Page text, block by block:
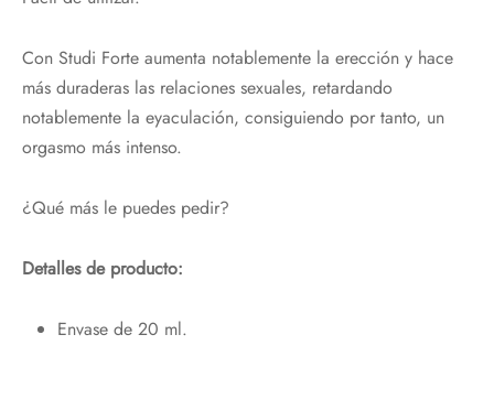
¡Hola!
Te regalamos un 10%
¡Bienvenidos al placer de sentir!
Con Studi Forte aumenta notablemente la erección y hace
más duraderas las relaciones sexuales, retardando
notablemente la eyaculación, consiguiendo por tanto, un
orgasmo más intenso.
¿Qué más le puedes pedir?
Detalles de producto:
Envase de 20 ml.